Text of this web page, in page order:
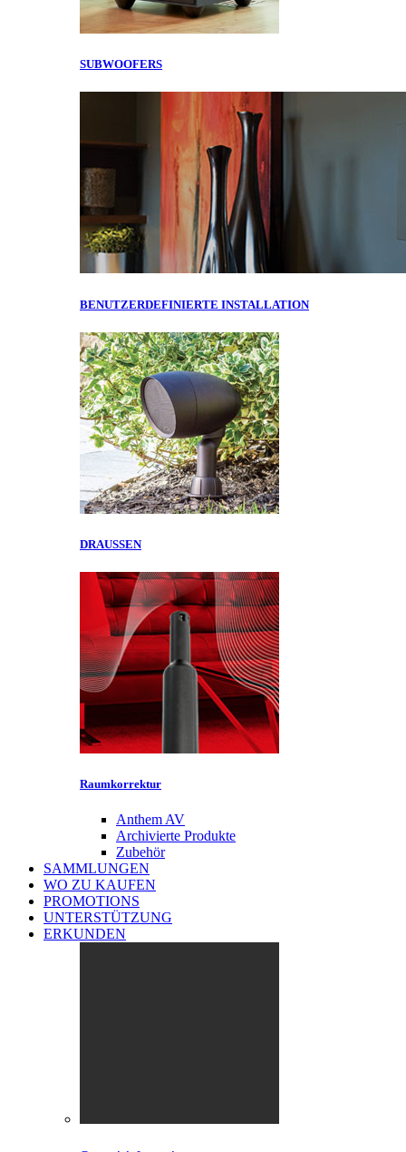
SUBWOOFERS
BENUTZERDEFINIERTE INSTALLATION
DRAUSSEN
Raumkorrektur
Anthem AV
Archivierte Produkte
Zubehör
SAMMLUNGEN
WO ZU KAUFEN
PROMOTIONS
UNTERSTÜTZUNG
ERKUNDEN